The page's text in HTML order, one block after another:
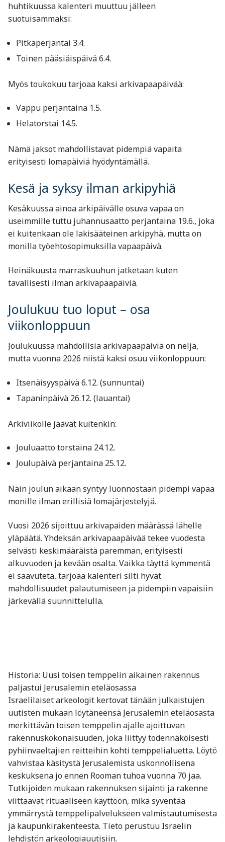
huhtikuussa kalenteri muuttuu jälleen
suotuisammaksi:
Pitkäperjantai 3.4.
Toinen pääsiäispäivä 6.4.
Myös toukokuu tarjoaa kaksi arkivapaapäivää:
Vappu perjantaina 1.5.
Helatorstai 14.5.
Nämä jaksot mahdollistavat pidempiä vapaita
erityisesti lomapäiviä hyödyntämällä.
Kesä ja syksy ilman arkipyhiä
Kesäkuussa ainoa arkipäivälle osuva vapaa on
useimmille tuttu juhannusaatto perjantaina 19.6., joka
ei kuitenkaan ole lakisääteinen arkipyhä, mutta on
monilla työehtosopimuksilla vapaapäivä.
Heinäkuusta marraskuuhun jatketaan kuten
tavallisesti ilman arkivapaapäiviä.
Joulukuu tuo loput – osa
viikonloppuun
Joulukuussa mahdollisia arkivapaapäiviä on neljä,
mutta vuonna 2026 niistä kaksi osuu viikonloppuun:
Itsenäisyyspäivä 6.12. (sunnuntai)
Tapaninpäivä 26.12. (lauantai)
Arkiviikolle jäävät kuitenkin:
Jouluaatto torstaina 24.12.
Joulupäivä perjantaina 25.12.
Näin joulun aikaan syntyy luonnostaan pidempi vapaa
monille ilman erillisiä lomajärjestelyjä.
Vuosi 2026 sijoittuu arkivapaiden määrässä lähelle
yläpäätä. Yhdeksän arkivapaapäivää tekee vuodesta
selvästi keskimääräistä paremman, erityisesti
alkuvuoden ja kevään osalta. Vaikka täyttä kymmentä
ei saavuteta, tarjoaa kalenteri silti hyvät
mahdollisuudet palautumiseen ja pidempiin vapaisiin
järkevällä suunnittelulla.
Historia: Uusi toisen temppelin aikainen rakennus
paljastui Jerusalemin eteläosassa
Israelilaiset arkeologit kertovat tänään julkaistujen
uutisten mukaan löytäneensä Jerusalemin eteläosasta
merkittävän toisen temppelin ajalle ajoittuvan
rakennuskokonaisuuden, joka liittyy todennäköisesti
pyhiinvaeltajien reitteihin kohti temppelialuetta. Löytö
vahvistaa käsitystä Jerusalemista uskonnollisena
keskuksena jo ennen Rooman tuhoa vuonna 70 jaa.
Tutkijoiden mukaan rakennuksen sijainti ja rakenne
viittaavat rituaaliseen käyttöön, mikä syventää
ymmärrystä temppelipalvelukseen valmistautumisesta
ja kaupunkirakenteesta. Tieto perustuu Israelin
lehdistön arkeologiauutisiin.